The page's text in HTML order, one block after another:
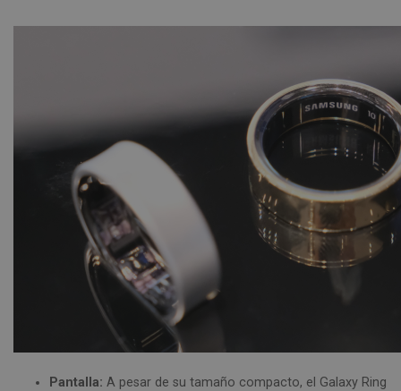
Pantalla: A pesar de su tamaño compacto, el Galaxy Ring